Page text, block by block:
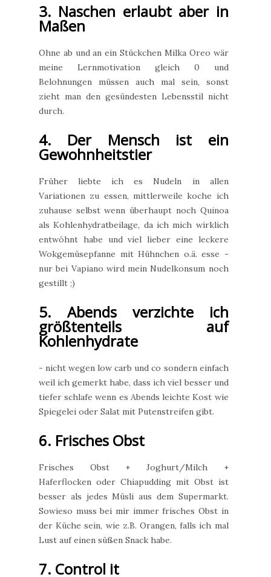
3. Naschen erlaubt aber in
Maßen
Ohne ab und an ein Stückchen Milka Oreo wär
meine Lernmotivation gleich 0 und
Belohnungen müssen auch mal sein, sonst
zieht man den gesündesten Lebensstil nicht
durch.
4. Der Mensch ist ein
Gewohnheitstier
Früher liebte ich es Nudeln in allen
Variationen zu essen, mittlerweile koche ich
zuhause selbst wenn überhaupt noch Quinoa
als Kohlenhydratbeilage, da ich mich wirklich
entwöhnt habe und viel lieber eine leckere
Wokgemüsepfanne mit Hühnchen o.ä. esse -
nur bei Vapiano wird mein Nudelkonsum noch
gestillt ;)
5. Abends verzichte ich
größtenteils auf
Kohlenhydrate
- nicht wegen low carb und co sondern einfach
weil ich gemerkt habe, dass ich viel besser und
tiefer schlafe wenn es Abends leichte Kost wie
Spiegelei oder Salat mit Putenstreifen gibt.
6. Frisches Obst
Frisches Obst + Joghurt/Milch +
Haferflocken oder Chiapudding mit Obst ist
besser als jedes Müsli aus dem Supermarkt.
Sowieso muss bei mir immer frisches Obst in
der Küche sein, wie z.B. Orangen, falls ich mal
Lust auf einen süßen Snack habe.
7. Control it